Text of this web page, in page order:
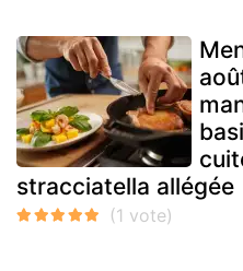
stracciatella allégée